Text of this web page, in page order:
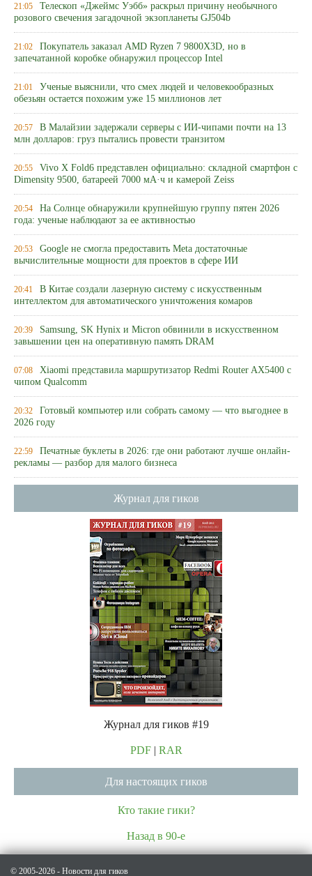
21:05 Телескоп «Джеймс Уэбб» раскрыл причину необычного
розового свечения загадочной экзопланеты GJ504b
21:02 Покупатель заказал AMD Ryzen 7 9800X3D, но в
запечатанной коробке обнаружил процессор Intel
21:01 Ученые выяснили, что смех людей и человекообразных
обезьян остается похожим уже 15 миллионов лет
20:57 В Малайзии задержали серверы с ИИ-чипами почти на 13
млн долларов: груз пытались провести транзитом
20:55 Vivo X Fold6 представлен официально: складной смартфон с
Dimensity 9500, батареей 7000 мА·ч и камерой Zeiss
20:54 На Солнце обнаружили крупнейшую группу пятен 2026
года: ученые наблюдают за ее активностью
20:53 Google не смогла предоставить Meta достаточные
вычислительные мощности для проектов в сфере ИИ
20:41 В Китае создали лазерную систему с искусственным
интеллектом для автоматического уничтожения комаров
20:39 Samsung, SK Hynix и Micron обвинили в искусственном
завышении цен на оперативную память DRAM
07:08 Xiaomi представила маршрутизатор Redmi Router AX5400 с
чипом Qualcomm
20:32 Готовый компьютер или собрать самому — что выгоднее в
2026 году
22:59 Печатные буклеты в 2026: где они работают лучше онлайн-
рекламы — разбор для малого бизнеса
Журнал для гиков
Журнал для гиков #19
PDF| RAR
Для настоящих гиков
Кто такие гики?
Назад в 90-е
© 2005-2026 - Новости для гиков